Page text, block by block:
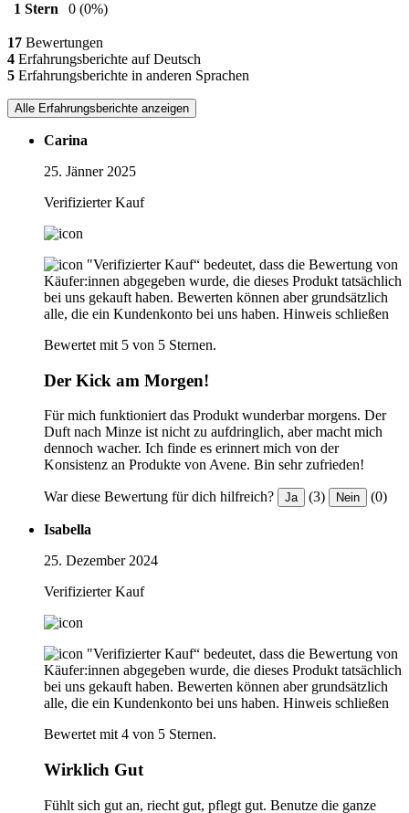
1 Stern
0 (0%)
17 Bewertungen
4 Erfahrungsberichte auf Deutsch
5 Erfahrungsberichte in anderen Sprachen
Alle Erfahrungsberichte anzeigen
Carina
25. Jänner 2025
Verifizierter Kauf
"Verifizierter Kauf“ bedeutet, dass die Bewertung von
Käufer:innen abgegeben wurde, die dieses Produkt tatsächlich
bei uns gekauft haben. Bewerten können aber grundsätzlich
alle, die ein Kundenkonto bei uns haben. Hinweis schließen
Bewertet mit 5 von 5 Sternen.
Der Kick am Morgen!
Für mich funktioniert das Produkt wunderbar morgens. Der
Duft nach Minze ist nicht zu aufdringlich, aber macht mich
dennoch wacher. Ich finde es erinnert mich von der
Konsistenz an Produkte von Avene. Bin sehr zufrieden!
War diese Bewertung für dich hilfreich? Ja (3) Nein (0)
Isabella
25. Dezember 2024
Verifizierter Kauf
"Verifizierter Kauf“ bedeutet, dass die Bewertung von
Käufer:innen abgegeben wurde, die dieses Produkt tatsächlich
bei uns gekauft haben. Bewerten können aber grundsätzlich
alle, die ein Kundenkonto bei uns haben. Hinweis schließen
Bewertet mit 4 von 5 Sternen.
Wirklich Gut
Fühlt sich gut an, riecht gut, pflegt gut. Benutze die ganze